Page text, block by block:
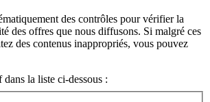
des contrôles pour vérifier la
des offres que nous diffusons. Si malgré ces
des contenus inappropriés, vous pouvez
la liste ci-dessous :